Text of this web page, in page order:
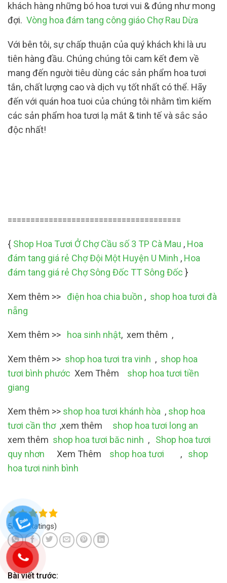
khách hàng những bó hoa tươi vui & đúng như mong
đợi. Vòng hoa đám tang công giáo Chợ Rau Dừa
Với bên tôi, sự chấp thuận của quý khách khi là ưu
tiên hàng đầu. Chúng chúng tôi cam kết đem về
mang đến người tiêu dùng các sản phẩm hoa tươi
tắn, chất lượng cao và dịch vụ tốt nhất có thể. Hãy
đến với quán hoa tuoi của chúng tôi nhằm tìm kiếm
các sản phẩm hoa tươi lạ mắt & tinh tế và sắc sảo
độc nhất!
======================================
{ Shop Hoa Tươi Ở Chợ Cầu số 3 TP Cà Mau , Hoa
đám tang giá rẻ Chợ Đội Một Huyện U Minh , Hoa
đám tang giá rẻ Chợ Sông Đốc TT Sông Đốc }
Xem thêm >> điện hoa chia buồn , shop hoa tươi đà
nẵng
Xem thêm >> hoa sinh nhật, xem thêm ,
Xem thêm >> shop hoa tươi tra vinh , shop hoa
tươi bình phước Xem Thêm shop hoa tươi tiền
giang
Xem thêm >> shop hoa tươi khánh hòa , shop hoa
tươi cần thơ,xem thêm shop hoa tươi long an
xem thêm shop hoa tươi băc ninh ,
Shop hoa tươi
quy nhơn
Xem Thêm shop hoa tươi ,
shop
hoa tươi ninh bình
5/5 (4 Ratings)
Bài viết trước: